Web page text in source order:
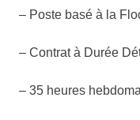
– Poste basé à la
– Contrat à Durée
– 35 heures